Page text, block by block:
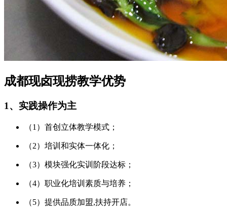
成都现卤现捞教学优势
1、实践操作为主
（1）首创立体教学模式；
（2）培训和实体一体化；
（3）模块强化实训阶段达标；
（4）职业化培训素质与培养；
（5）提供品质加盟,扶持开店。